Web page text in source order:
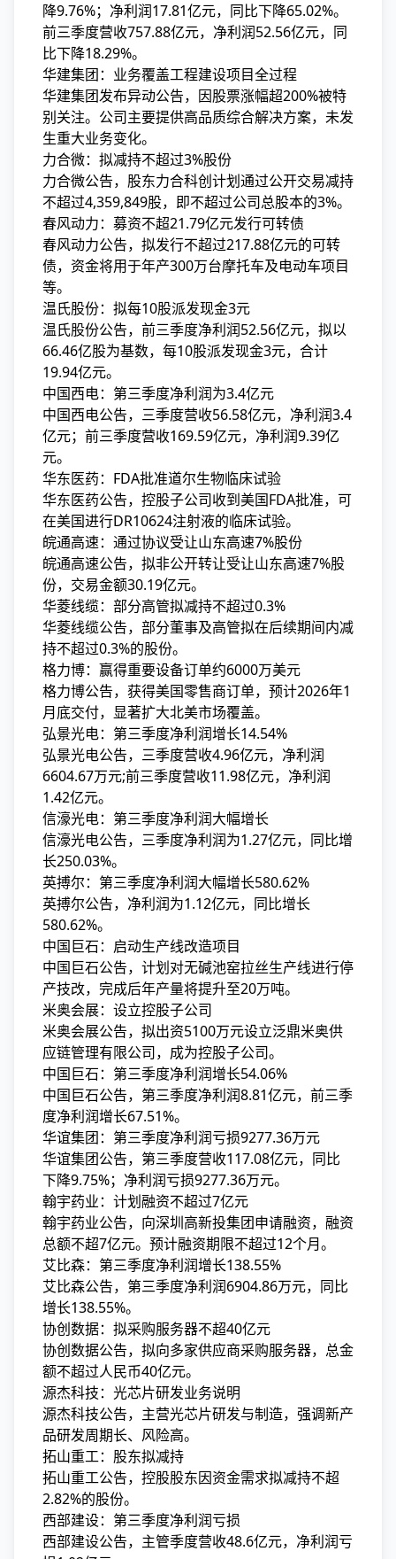
降9.76%；净利润17.81亿元，同比下降65.02%。
前三季度营收757.88亿元，净利润52.56亿元， 同
比下降18.29%。
华建集团：业务覆盖工程建设项目全过程
华建集团发布异动公告，因股票涨幅超200%被特
别关注。公司主要提供高品质综合解决方案，未发
生重大业务变化。
力合微：拟减持不超过3%股份
力合微公告，股东力合科创计划通过公开交易减持
不超过4,359,849股，即不超过公司总股本的3%。
春风动力：募资不超21.79亿元发行可转债
春风动力公告，拟发行不超过217.88亿元的可转
债，资金将用于年产300万台摩托车及电动车项目
等。
温氏股份：拟每10股派发现金3元
温氏股份公告，前三季度净利润52.56亿元，拟以
66.46亿股为基数，每10股派发现金3元，合计
19.94亿元。
中国西电：第三季度净利润为3.4亿元
中国西电公告，三季度营收56.58亿元，净利润3.4
亿元；前三季度营收169.59亿元，净利润9.39亿
元。
华东医药：FDA批准道尔生物临床试验
华东医药公告，控股子公司收到美国FDA批准，可
在美国进行DR10624注射液的临床试验。
皖通高速：通过协议受让山东高速7%股份
皖通高速公告，拟非公开转让受让山东高速7%股
份，交易金额30.19亿元。
华菱线缆：部分高管拟减持不超过0.3%
华菱线缆公告，部分董事及高管拟在后续期间内减
持不超过0.3%的股份。
格力博：赢得重要设备订单约6000万美元
格力博公告，获得美国零售商订单，预计2026年1
月底交付，显著扩大北美市场覆盖。
弘景光电：第三季度净利润增长14.54%
弘景光电公告，三季度营收4.96亿元，净利润
6604.67万元;前三季度营收11.98亿元，净利润
1.42亿元。
信濠光电：第三季度净利润大幅增长
信濠光电公告，三季度净利润为1.27亿元，同比增
长250.03%。
英搏尔：第三季度净利润大幅增长580.62%
英搏尔公告，净利润为1.12亿元，同比增长
580.62%。
中国巨石：启动生产线改造项目
中国巨石公告，计划对无碱池窑拉丝生产线进行停
产技改，完成后年产量将提升至20万吨。
米奥会展：设立控股子公司
米奥会展公告，拟出资5100万元设立泛鼎米奥供
应链管理有限公司，成为控股子公司。
中国巨石：第三季度净利润增长54.06%
中国巨石公告，第三季度净利润8.81亿元，前三季
度净利润增长67.51%。
华谊集团：第三季度净利润亏损9277.36万元
华谊集团公告，第三季度营收117.08亿元，同比
下降9.75%；净利润亏损9277.36万元。
翰宇药业：计划融资不超过7亿元
翰宇药业公告，向深圳高新投集团申请融资，融资
总额不超7亿元。预计融资期限不超过12个月。
艾比森：第三季度净利润增长138.55%
艾比森公告，第三季度净利润6904.86万元，同比
增长138.55%。
协创数据：拟采购服务器不超40亿元
协创数据公告，拟向多家供应商采购服务器，总金
额不超过人民币40亿元。
源杰科技：光芯片研发业务说明
源杰科技公告，主营光芯片研发与制造，强调新产
品研发周期长、风险高。
拓山重工：股东拟减持
拓山重工公告，控股股东因资金需求拟减持不超
2.82%的股份。
西部建设：第三季度净利润亏损
西部建设公告，主管季度营收48.6亿元，净利润亏